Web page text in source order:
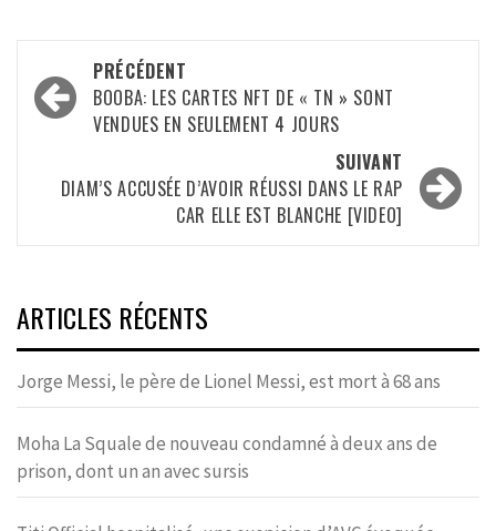
Navigation
d’article
PRÉCÉDENT
BOOBA: LES CARTES NFT DE « TN » SONT
VENDUES EN SEULEMENT 4 JOURS
SUIVANT
DIAM’S ACCUSÉE D’AVOIR RÉUSSI DANS LE RAP
CAR ELLE EST BLANCHE [VIDEO]
ARTICLES RÉCENTS
Jorge Messi, le père de Lionel Messi, est mort à 68 ans
Moha La Squale de nouveau condamné à deux ans de
prison, dont un an avec sursis